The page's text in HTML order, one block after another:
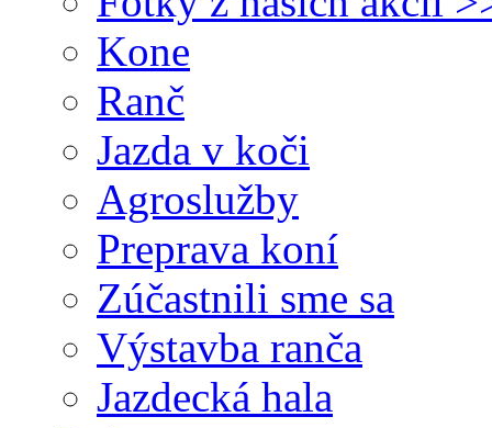
Kone
Ranč
Jazda v koči
Agroslužby
Preprava koní
Zúčastnili sme sa
Výstavba ranča
Jazdecká hala